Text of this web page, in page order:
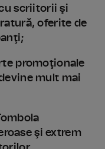
scriitorii şi
oferite de
promoţionale
mult mai
şi extrem